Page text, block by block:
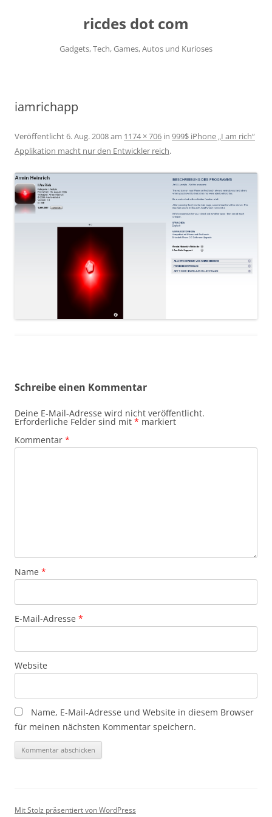
ricdes dot com
Gadgets, Tech, Games, Autos und Kurioses
iamrichapp
Veröffentlicht6. Aug. 2008am 1174 × 706 in 999$ iPhone „I am rich“
Applikation macht nur den Entwickler reich.
Schreibe einen Kommentar
Deine E-Mail-Adresse wird nicht veröffentlicht.
Erforderliche Felder sind mit * markiert
Kommentar *
Name *
E-Mail-Adresse *
Website
Name, E-Mail-Adresse und Website in diesem Browser
für meinen nächsten Kommentar speichern.
Mit Stolz präsentiert von WordPress